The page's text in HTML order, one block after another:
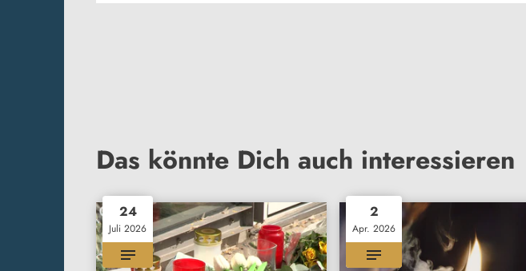
Das könnte Dich auch interessieren
24
Juli 2026
2
Apr. 2026